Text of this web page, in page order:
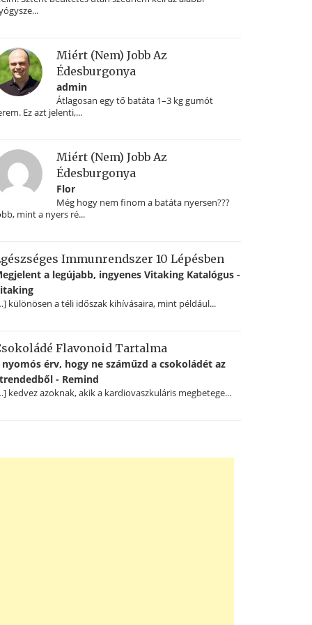
Miért (nem) Jobb Az
Édesburgonya
admin
Átlagosan egy tő batáta 1–3 kg gumót
Ez azt jelenti,...
Miért (nem) Jobb Az
Édesburgonya
Flor
Még hogy nem finom a batáta nyersen???
mint a nyers ré...
Immunrendszer 10 Lépésben
a legújabb, ingyenes Vitaking Katalógus -
különösen a téli időszak kihívásaira, mint például...
Flavonoid Tartalma
nyomós érv, hogy ne száműzd a csokoládét az
- Remind
kedvez azoknak, akik a kardiovaszkuláris megbetege...